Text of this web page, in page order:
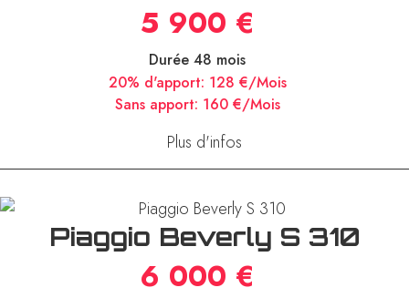
5 900 €
Durée 48 mois
20% d'apport: 128 €/Mois
Sans apport: 160 €/Mois
Plus d'infos
Piaggio Beverly S 310
6 000 €